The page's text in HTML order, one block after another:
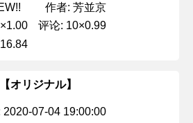
作者: 芳並京
评论: 10×0.99
オリジナル】
2020-07-04 19:00:00